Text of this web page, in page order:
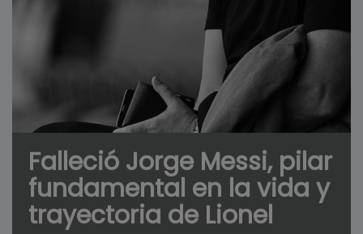
Falleció Jorge Messi, pilar
fundamental en la vida y
trayectoria de Lionel